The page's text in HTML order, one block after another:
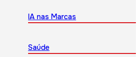
IA nas Marcas
Saúde